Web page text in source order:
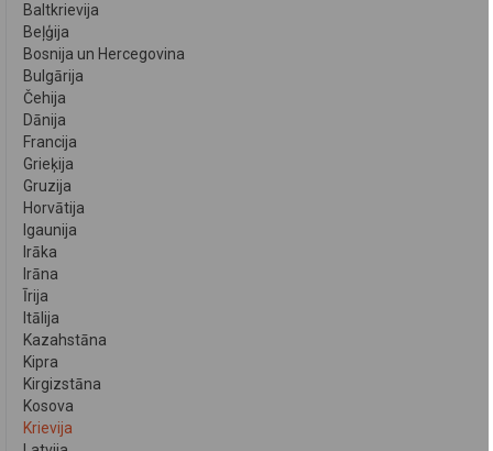
Baltkrievija
Beļģija
Bosnija un Hercegovina
Bulgārija
Čehija
Dānija
Francija
Grieķija
Gruzija
Horvātija
Igaunija
Irāka
Irāna
Īrija
Itālija
Kazahstāna
Kipra
Kirgizstāna
Kosova
Krievija